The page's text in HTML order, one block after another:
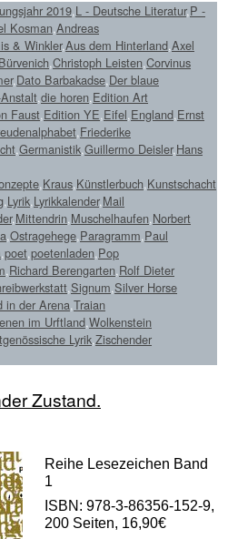
2019,L - Deutsche Literatur,P -
Kosman,Andreas
& Winkler,Aus dem Hinterland,Axel
Bürvenich,Christoph Leisten,Corvinus
,Dato Barbakadse,Der blaue
,die horen,Edition Art
Faust,Edition YE,Eifel,England,Ernst
,Friederike
,Germanistik,Guillermo Deisler,Hans
,Kraus,Künstlerbuch,Kunstschacht
,Lyrik,Lyrikkalender,Mail
,Mittendrin,Muschelhaufen,Norbert
,Ostragehege,Paragramm,Paul
,poet,poetenladen,Pop
,Richard Berengarten,Rolf Dieter
,Signum,Silver Horse
in der Arena,Traian
im Urftland,Wolkenstein
Lyrik,Zischender
Zustand.
Reihe Lesezeichen Band
1
ISBN: 978-3-86356-152-9,
200 Seiten, 16,90€